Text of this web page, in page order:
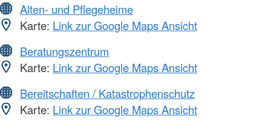
Alten- und Pflegeheime
Karte: Link zur Google Maps Ansicht
Beratungszentrum
Karte: Link zur Google Maps Ansicht
Bereitschaften / Katastrophenschutz
Karte: Link zur Google Maps Ansicht